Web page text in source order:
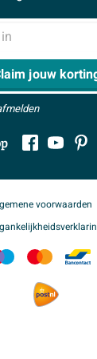
jouw
voorwaarden